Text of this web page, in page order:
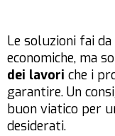
Le soluzioni fai
economiche, ma
dei lavori che i
garantire. Un
buon viatico per
desiderati.